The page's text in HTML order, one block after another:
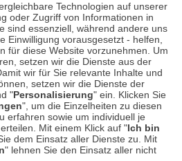
Technologien auf unserer
oder Zugriff von Informationen in
sind essenziell, während andere uns
Einwilligung vorausgesetzt - helfen,
für diese Website vorzunehmen. Um
setzen wir die Dienste aus der
wir für Sie relevante Inhalte und
setzen wir die Dienste der
"Personalisierung" ein. Klicken Sie
", um die Einzelheiten zu diesen
erfahren sowie um individuell je
Mit einem Klick auf "Ich bin
dem Einsatz aller Dienste zu. Mit
" lehnen Sie den Einsatz aller nicht
in Meckenheim
Steinbüchel 6
Meckenheim
9:00 Uhr bis 18:00 Uhr
Information